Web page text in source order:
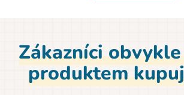
štěstí!
Zákazníci
produktem